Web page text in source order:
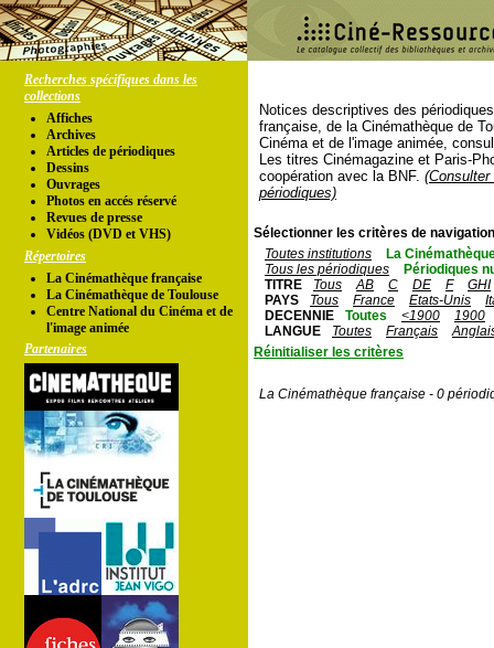
Recherches spécifiques dans les
collections
Affiches
Archives
Articles de périodiques
Dessins
Ouvrages
Photos en accés réservé
Revues de presse
Vidéos (DVD et VHS)
Répertoires
La Cinémathèque française
La Cinémathèque de Toulouse
Centre National du Cinéma et de
l'image animée
Partenaires
Notices descriptives des
française, de la Cinémathèque de
Cinéma et de l'image animée,
Les titres Cinémagazine et Paris-
coopération avec la BNF.
périodiques)
Sélectionner les critères de
Toutes institutions
La
Tous les périodiques
Périodiques
TITRE
Tous AB C DE F
GHI
PAYS
Tous France Etats-Unis
DECENNIE
Toutes <1900
1900
LANGUE
Toutes Français
Réinitialiser les critères
La Cinémathèque française - 0